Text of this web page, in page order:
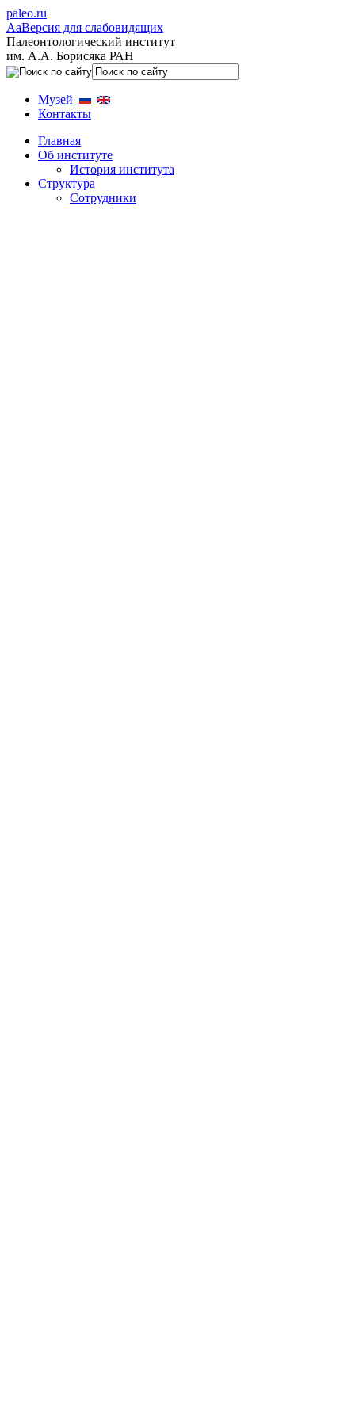
paleo.ru
AaВерсия для слабовидящих
Палеонтологический институт
им. А.А. Борисяка РАН
Музей
Контакты
Главная
Об институте
История института
Структура
Сотрудники